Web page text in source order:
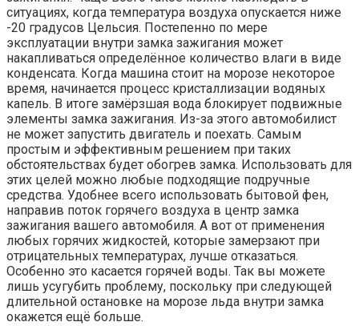
ситуациях, когда температура воздуха опускается ниже
-20 градусов Цельсия. Постепенно по мере
эксплуатации внутри замка зажигания может
накапливаться определённое количество влаги в виде
конденсата. Когда машина стоит на морозе некоторое
время, начинается процесс кристаллизации водяных
капель. В итоге замёрзшая вода блокирует подвижные
элементы замка зажигания. Из-за этого автомобилист
не может запустить двигатель и поехать. Самым
простым и эффективным решением при таких
обстоятельствах будет обогрев замка. Использовать для
этих целей можно любые подходящие подручные
средства. Удобнее всего использовать бытовой фен,
направив поток горячего воздуха в центр замка
зажигания вашего автомобиля. А вот от применения
любых горячих жидкостей, которые замерзают при
отрицательных температурах, лучше отказаться.
Особенно это касается горячей воды. Так вы можете
лишь усугубить проблему, поскольку при следующей
длительной остановке на морозе льда внутри замка
окажется ещё больше.